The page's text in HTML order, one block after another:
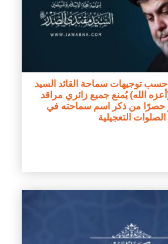
توجيهات سماحة القائد السيد
الله) يُمنع جميع زائري مراقد
حصرًا من ذكر اسم سماحته في
الصلوات التعجيلية